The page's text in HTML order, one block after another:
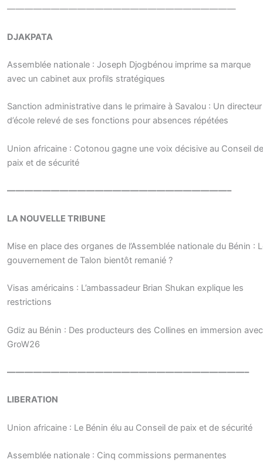
——————————————————————————
DJAKPATA
Assemblée nationale : Joseph Djogbénou imprime sa marque
avec un cabinet aux profils stratégiques
Sanction administrative dans le primaire à Savalou : Un directeur
d’école relevé de ses fonctions pour absences répétées
Union africaine : Cotonou gagne une voix décisive au Conseil de
paix et de sécurité
—————————————————————————–
LA NOUVELLE TRIBUNE
Mise en place des organes de l’Assemblée nationale du Bénin :
gouvernement de Talon bientôt remanié ?
Visas américains : L’ambassadeur Brian Shukan explique les
restrictions
Gdiz au Bénin : Des producteurs des Collines en immersion avec
GroW26
———————————————————————————–
LIBERATION
Union africaine : Le Bénin élu au Conseil de paix et de sécurité
Assemblée nationale : Cinq commissions permanentes